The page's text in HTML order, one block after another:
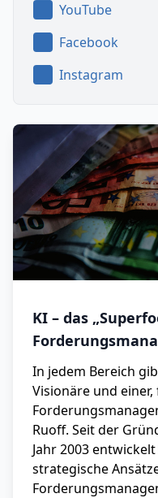
KI – das
In jedem Bereich
Visionäre und
Ruoff. Seit der
Jahr 2003
strategische
YouTube
Facebook
Instagram